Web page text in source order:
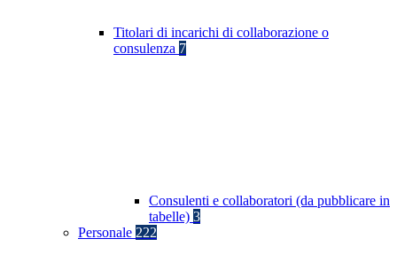
Titolari di incarichi di collaborazione o
consulenza 7
Consulenti e collaboratori (da pubblicare in
tabelle) 3
Personale 222